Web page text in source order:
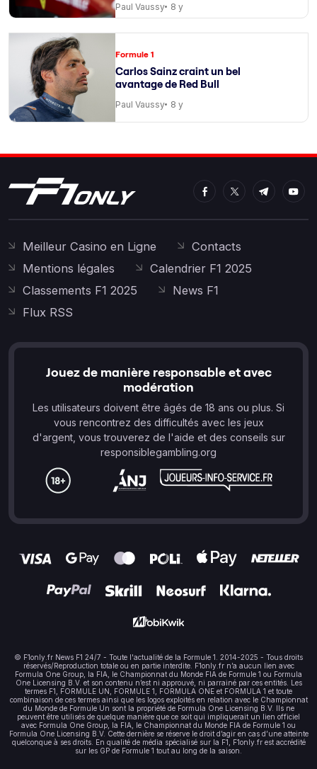
Paul Vaussy 8 y
Formule 1
Carlos Sainz craint un bel
avantage de Red Bull
Paul Vaussy 8 y
Meilleur Casino en Ligne
Contacts
Mentions légales
Calendrier F1 2025
Classements F1 2025
News F1
Flux RSS
Jouez de manière responsable et avec
modération
Les utilisateurs doivent être âgés de 18 ans ou plus. Si
vous rencontrez des difficultés avec les jeux
d'argent, vous trouverez de l'aide et des conseils sur
responsiblegambling.org
© F1only.fr News F1 24/7 - Toute l'actualité de la Formule 1. 2014-2025 - Tous droits
réservés/Reproduction totale ou en partie interdite. F1only.fr n’a aucun lien avec
Formula One Group, la FIA, le Championnat du Monde FIA de Formule 1 ou Formula
One Licensing B.V. et son contenu n’est ni approuvé, ni parrainé par ces entités. Les
termes F1, FORMULE UN, FORMULE 1, FORMULA ONE et FORMULA 1 et toute
combinaison de ces termes ainsi que les logos exploités en relation avec le Championnat
du Monde de Formule Un sont la propriété de Formula One Licensing B.V. Ils ne
peuvent être utilisés de quelque manière que ce soit qui impliquerait un lien officiel
avec Formula One Group, la FIA, le Championnat du Monde FIA de Formule 1 ou
Formula One Licensing B.V. Cette dernière se réserve le droit d’agir en cas d’une atteinte
quelconque à ses droits. En qualité de média spécialisé sur la F1, F1only.fr est accrédité
sur les GP de Formule 1 tout au long de la saison.